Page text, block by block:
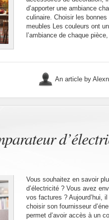
d’apporter une ambiance
culinaire. Choisir les
meubles Les couleurs ont
l’ambiance de chaque
An article by
Vous souhaitez en savoir
d’électricité ? Vous avez
vos factures ? Aujourd’hui,
choisir son fournisseur
permet d’avoir accès à un